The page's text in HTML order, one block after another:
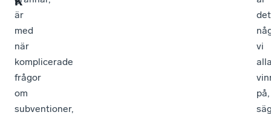
är
med
när
komplicerade
frågor
om
subventioner,
det
vi
på,